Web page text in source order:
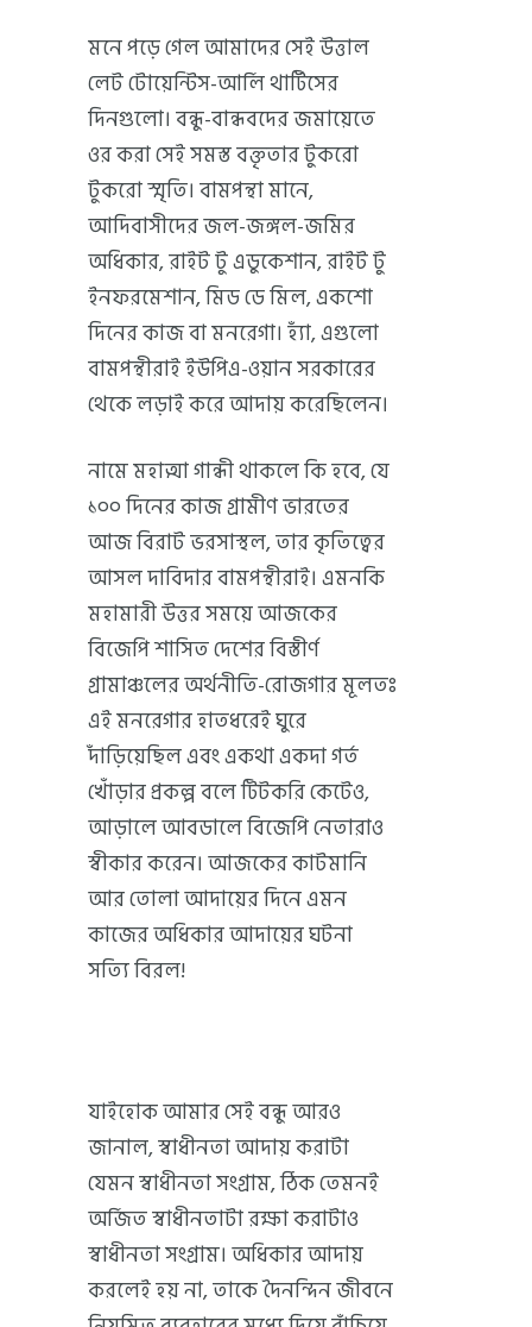
মনে পড়ে গেল আমাদের সেই উত্তাল
লেট টোয়েন্টিস-আর্লি থার্টিসের
দিনগুলো। বন্ধু-বান্ধবদের জমায়েতে
ওর করা সেই সমস্ত বক্তৃতার টুকরো
টুকরো স্মৃতি। বামপন্থা মানে,
আদিবাসীদের জল-জঙ্গল-জমির
অধিকার, রাইট টু এডুকেশান, রাইট টু
ইনফরমেশান, মিড ডে মিল, একশো
দিনের কাজ বা মনরেগা। হ্যাঁ, এগুলো
বামপন্থীরাই ইউপিএ-ওয়ান সরকারের
থেকে লড়াই করে আদায় করেছিলেন।
নামে মহাত্মা গান্ধী থাকলে কি হবে, যে
১০০ দিনের কাজ গ্রামীণ ভারতের
আজ বিরাট ভরসাস্থল, তার কৃতিত্বের
আসল দাবিদার বামপন্থীরাই। এমনকি
মহামারী উত্তর সময়ে আজকের
বিজেপি শাসিত দেশের বিস্তীর্ণ
গ্রামাঞ্চলের অর্থনীতি-রোজগার মূলতঃ
এই মনরেগার হাতধরেই ঘুরে
দাঁড়িয়েছিল এবং একথা একদা গর্ত
খোঁড়ার প্রকল্প বলে টিটকরি কেটেও,
আড়ালে আবডালে বিজেপি নেতারাও
স্বীকার করেন। আজকের কাটমানি
আর তোলা আদায়ের দিনে এমন
কাজের অধিকার আদায়ের ঘটনা
সত্যি বিরল!
যাইহোক আমার সেই বন্ধু আরও
জানাল, স্বাধীনতা আদায় করাটা
যেমন স্বাধীনতা সংগ্রাম, ঠিক তেমনই
অর্জিত স্বাধীনতাটা রক্ষা করাটাও
স্বাধীনতা সংগ্রাম। অধিকার আদায়
করলেই হয় না, তাকে দৈনন্দিন জীবনে